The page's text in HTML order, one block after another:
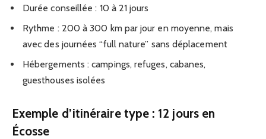
Durée conseillée : 10 à 21 jours
Rythme : 200 à 300 km par jour en moyenne, mais
avec des journées “full nature” sans déplacement
Hébergements : campings, refuges, cabanes,
guesthouses isolées
Exemple d’itinéraire type : 12 jours en
Écosse